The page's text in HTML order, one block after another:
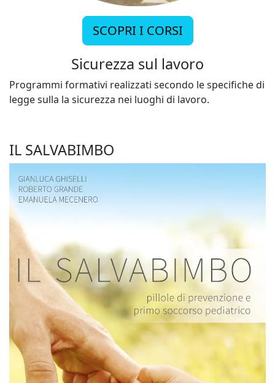
SCOPRI I CORSI
Sicurezza sul lavoro
Programmi formativi realizzati secondo le specifiche di
legge sulla la sicurezza nei luoghi di lavoro.
IL SALVABIMBO